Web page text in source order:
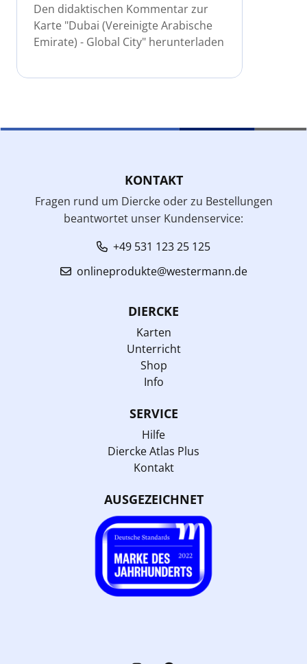
Den didaktischen Kommentar zur
Karte "Dubai (Vereinigte Arabische
Emirate) - Global City" herunterladen
KONTAKT
Fragen rund um Diercke oder zu Bestellungen
beantwortet unser Kundenservice:
+49 531 123 25 125
onlineprodukte@westermann.de
DIERCKE
Karten
Unterricht
Shop
Info
SERVICE
Hilfe
Diercke Atlas Plus
Kontakt
AUSGEZEICHNET